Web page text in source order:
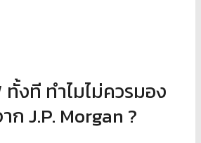
ทั้งที ทำไมไม่ควรมอง
ก J.P. Morgan ?